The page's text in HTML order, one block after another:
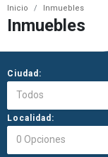
Inicio Inmuebles
Inmuebles
Ciudad:
Todos
Localidad:
0 Opciones